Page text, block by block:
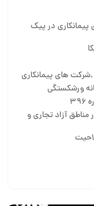
در پیک
شرکت های پیمانکاری
ورشکستگی
مناطق آزاد تجاری و